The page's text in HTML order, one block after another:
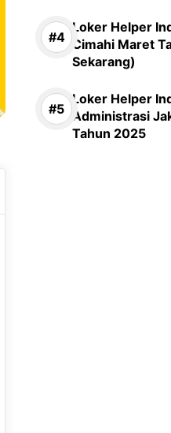
Loker Helper
Cimahi Maret
Sekarang)
Loker Helper
Administrasi
Tahun 2025